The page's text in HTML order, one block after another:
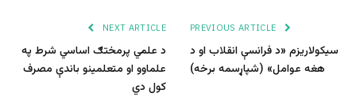
سیکولاریزم «د فرانسې انقلاب او د
هغه عوامل» (شپاړسمه برخه)
NEXT ARTICLE
د علمي پرمختګ اساسي شرط په
علماوو او متعلمینو باندې مصرف
کول دي